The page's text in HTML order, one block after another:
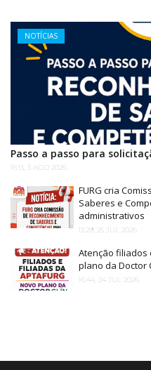
Categories
NOTÍCIAS
Passo a passo para
16:13, 3 AGO 2026
FURG cria
Saberes e
administrativos
13:29, 25 JUL 2026
Atenção filiados
plano da Doctor
16:44, 24 JUL 2026